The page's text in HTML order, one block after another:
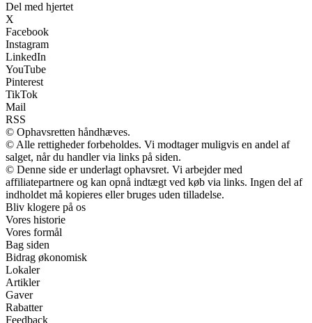
Del med hjertet
X
Facebook
Instagram
LinkedIn
YouTube
Pinterest
TikTok
Mail
RSS
© Ophavsretten håndhæves.
© Alle rettigheder forbeholdes. Vi modtager muligvis en andel af
salget, når du handler via links på siden.
© Denne side er underlagt ophavsret. Vi arbejder med
affiliatepartnere og kan opnå indtægt ved køb via links. Ingen del af
indholdet må kopieres eller bruges uden tilladelse.
Bliv klogere på os
Vores historie
Vores formål
Bag siden
Bidrag økonomisk
Lokaler
Artikler
Gaver
Rabatter
Feedback